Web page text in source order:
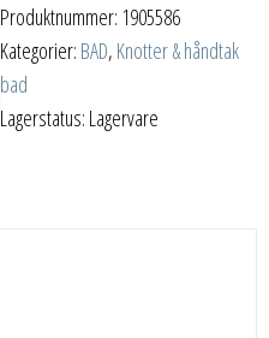
Produktnummer: 1905586
Kategorier: BAD, Knotter & håndtak
bad
Lagerstatus: Lagervare